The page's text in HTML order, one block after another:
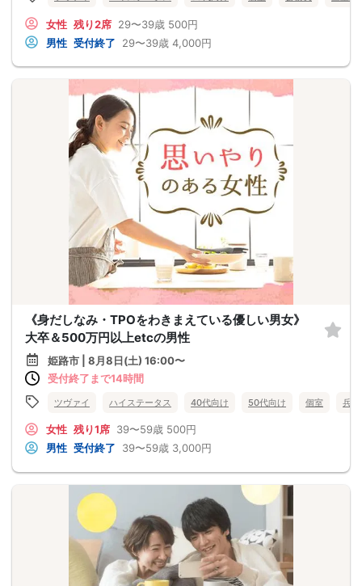
女性 残り2席 29〜39歳 500円
男性 受付終了 29〜39歳 4,000円
《身だしなみ・TPOをわきまえている優しい男女》
大卒＆500万円以上etcの男性
姫路市 | 8月8日(土) 16:00〜
受付終了まで14時間
ツヴァイ ハイステータス 40代向け 50代向け 個室 兵
女性 残り1席 39〜59歳 500円
男性 受付終了 39〜59歳 3,000円